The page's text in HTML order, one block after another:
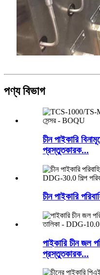
পণ্য বিভাগ
চীন পাইকারি
প্রস্তুতকারক...
চীন পাইকারি
পাইকারি চীন জল
প্রস্তুতকারক...